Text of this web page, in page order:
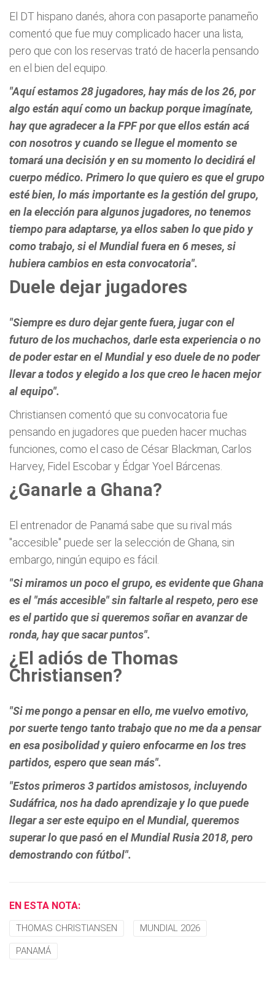
El DT hispano danés, ahora con pasaporte panameño
comentó que fue muy complicado hacer una lista,
pero que con los reservas trató de hacerla pensando
en el bien del equipo.
"Aquí estamos 28 jugadores, hay más de los 26, por
algo están aquí como un backup porque imagínate,
hay que agradecer a la FPF por que ellos están acá
con nosotros y cuando se llegue el momento se
tomará una decisión y en su momento lo decidirá el
cuerpo médico. Primero lo que quiero es que el grupo
esté bien, lo más importante es la gestión del grupo,
en la elección para algunos jugadores, no tenemos
tiempo para adaptarse, ya ellos saben lo que pido y
como trabajo, si el Mundial fuera en 6 meses, si
hubiera cambios en esta convocatoria".
Duele dejar jugadores
"Siempre es duro dejar gente fuera, jugar con el
futuro de los muchachos, darle esta experiencia o no
de poder estar en el Mundial y eso duele de no poder
llevar a todos y elegido a los que creo le hacen mejor
al equipo".
Christiansen comentó que su convocatoria fue
pensando en jugadores que pueden hacer muchas
funciones, como el caso de César Blackman, Carlos
Harvey, Fidel Escobar y Édgar Yoel Bárcenas.
¿Ganarle a Ghana?
El entrenador de Panamá sabe que su rival más
"accesible" puede ser la selección de Ghana, sin
embargo, ningún equipo es fácil.
"Si miramos un poco el grupo, es evidente que Ghana
es el "más accesible" sin faltarle al respeto, pero ese
es el partido que si queremos soñar en avanzar de
ronda, hay que sacar puntos".
¿El adiós de Thomas
Christiansen?
"Si me pongo a pensar en ello, me vuelvo emotivo,
por suerte tengo tanto trabajo que no me da a pensar
en esa posibolidad y quiero enfocarme en los tres
partidos, espero que sean más".
"Estos primeros 3 partidos amistosos, incluyendo
Sudáfrica, nos ha dado aprendizaje y lo que puede
llegar a ser este equipo en el Mundial, queremos
superar lo que pasó en el Mundial Rusia 2018, pero
demostrando con fútbol".
EN ESTA NOTA:
THOMAS CHRISTIANSEN MUNDIAL 2026
PANAMÁ